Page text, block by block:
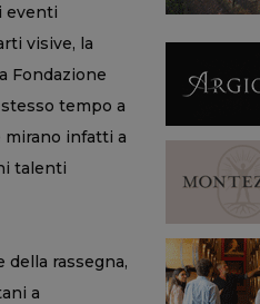
eventi
visive, la
Fondazione
tempo a
mirano infatti a
talenti
della rassegna,
a